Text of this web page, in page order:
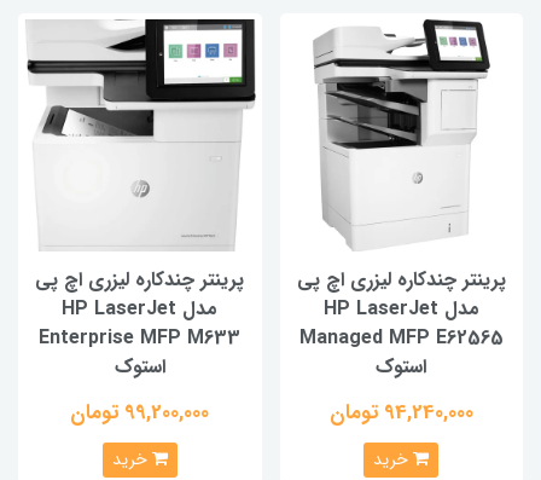
چندکاره لیزری اچ پی
مدل HP LaserJet
Managed MFP
94,240,000 تومان
پرینتر چندکاره لیزری اچ پی
مدل HP LaserJet
Enterprise MFP M633
99,200,000 تومان